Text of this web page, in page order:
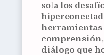
sola los
herramientas
diálogo que